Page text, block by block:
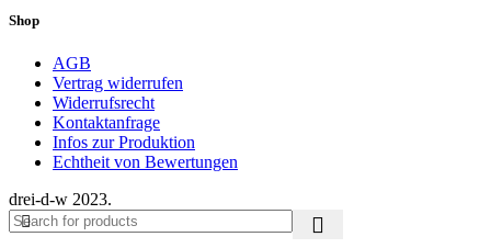
Shop
AGB
Vertrag widerrufen
Widerrufsrecht
Kontaktanfrage
Infos zur Produktion
Echtheit von Bewertungen
drei-d-w 2023.